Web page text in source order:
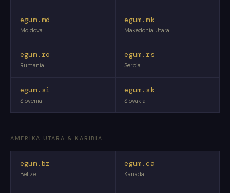
egum.md
Moldova
egum.mk
Makedonia Utara
egum.ro
Rumania
egum.rs
Serbia
egum.si
Slovenia
egum.sk
Slovakia
AMERIKA UTARA & KARIBIA
egum.bz
Belize
egum.ca
Kanada